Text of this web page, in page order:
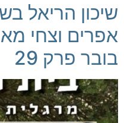
שיכון הריאל
אפרים וצחי
בובר פרק 29